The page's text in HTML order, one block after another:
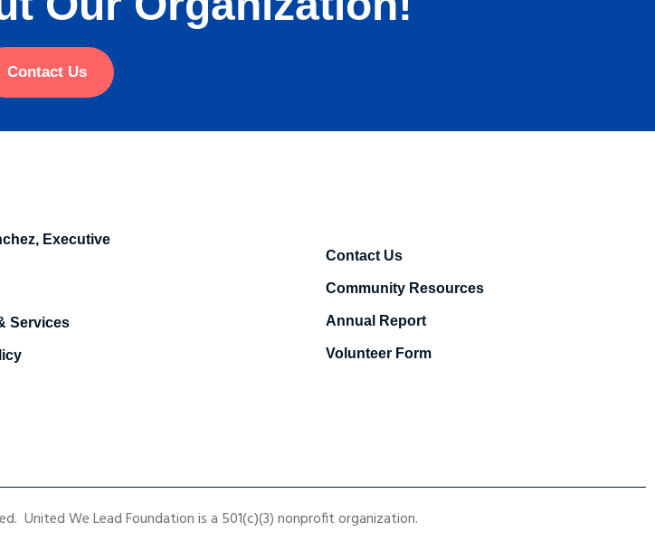
Contact Us
Executive
Services
Contact Us
Community Resources
Annual Report
Volunteer Form
United We Lead Foundation is a 501(c)(3) nonprofit organization.